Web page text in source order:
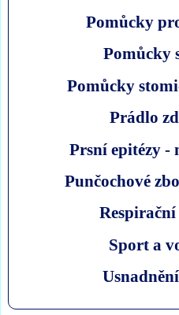
Pomůcky
Pomůcky
Pomůcky
Prádlo
Prsní epitézy -
Punčochové
Sport a